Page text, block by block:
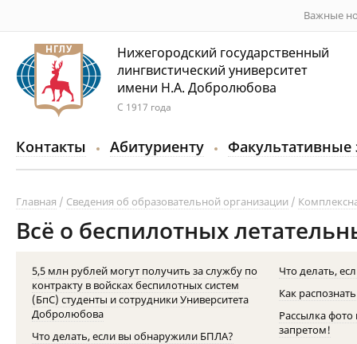
Важные
Нижегородский государственный
лингвистический университет
имени Н.А. Добролюбова
С 1917 года
Контакты Абитуриенту Факультативные
Главная Сведения об образовательной организации
Всё о беспилотных
5,5 млн рублей могут получить за службу по
контракту в войсках беспилотных систем
(БпС) студенты и сотрудники Университета
Добролюбова
Что делать, если вы обнаружили БПЛА?
Что делать,
Как
Рассылка
запретом!